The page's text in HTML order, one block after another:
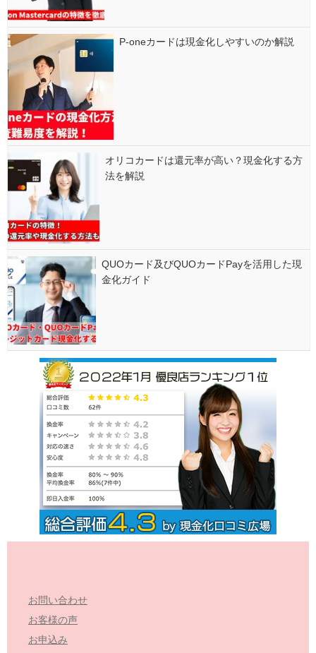
P-oneカードは現金化しやすいのか解説
オリコカードは還元率が高い？現金化する方
法を解説
QUOカード及びQUOカードPayを活用した現
金化ガイド
お問い合わせ
お客様の声
お申込み